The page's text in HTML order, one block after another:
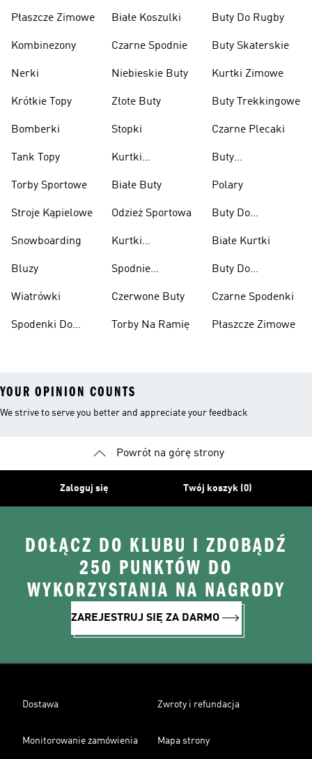
Płaszcze Zimowe
Kombinezony
Nerki
Krótkie Topy
Bomberki
Tank Topy
Torby Sportowe
Stroje Kąpielowe
Snowboarding
Bluzy
Wiatrówki
Spodenki Do
Białe Koszulki
Czarne Spodnie
Niebieskie Buty
Złote Buty
Stopki
Kurtki
Białe Buty
Odzież Sportowa
Kurtki
Spodnie
Czerwone Buty
Torby Na Ramię
Buty Do Rugby
Buty Skaterskie
Kurtki Zimowe
Buty Trekkingowe
Czarne Plecaki
Buty
Polary
Buty Do
Ciężarów
Białe Kurtki
Buty Do
Czarne Spodenki
Płaszcze Zimowe
YOUR OPINION COUNTS
We strive to serve you better and appreciate your feedback
Powrót na górę strony
Zaloguj się Twój koszyk (0)
DOŁĄCZ DO KLUBU I ZDOBĄDŹ
250 PUNKTÓW DO
WYKORZYSTANIA NA NAGRODY
ZAREJESTRUJ SIĘ ZA DARMO
Dostawa Zwroty i refundacja
Monitorowanie zamówienia Mapa strony